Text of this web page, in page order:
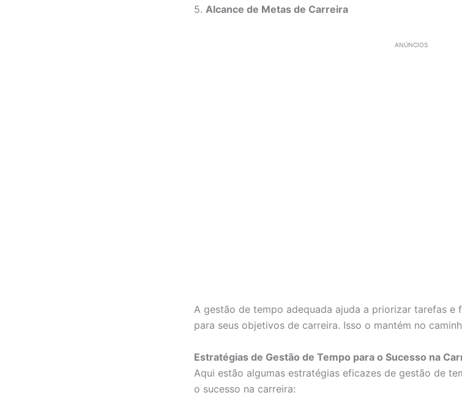
5. Alcance de Metas de Carreira
ANÚNCIOS
A gestão de tempo adequada ajuda a priorizar tarefas e
para seus objetivos de carreira. Isso o mantém no
Estratégias de Gestão de Tempo para o Sucesso na
Aqui estão algumas estratégias eficazes de gestão de
o sucesso na carreira: